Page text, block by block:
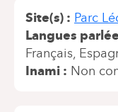
Site(s)
Parc
Langues
Français
Inami
Non